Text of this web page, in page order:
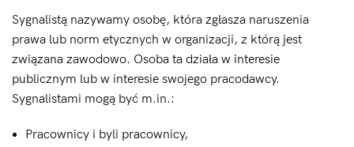
Sygnalistą nazywamy osobę, która zgłasza naruszenia
prawa lub norm etycznych w organizacji, z którą jest
związana zawodowo. Osoba ta działa w interesie
publicznym lub w interesie swojego pracodawcy.
Sygnalistami mogą być m.in.:
Pracownicy i byli pracownicy,